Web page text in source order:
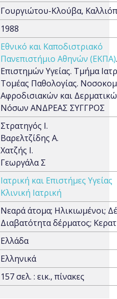
Γουργιώτου-Κλούβα,
1988
Εθνικό και Καποδιστριακό
Πανεπιστήμιο Αθηνών (ΕΚΠΑ)
Επιστημών Υγείας. Τμήμα
Τομέας Παθολογίας.
Αφροδισιακών και
Νόσων ΑΝΔΡΕΑΣ ΣΥΓΓΡΟΣ
Στρατηγός Ι.
Βαρελτζίδης Α.
Χατζής Ι.
Γεωργάλα Σ
Ιατρική και Επιστήμες Υγείας
Κλινική Ιατρική
Νεαρά άτομα; Ηλικιωμένοι;
Διαβατότητα δέρματος;
Ελλάδα
Ελληνικά
157 σελ. : εικ., πίνακες